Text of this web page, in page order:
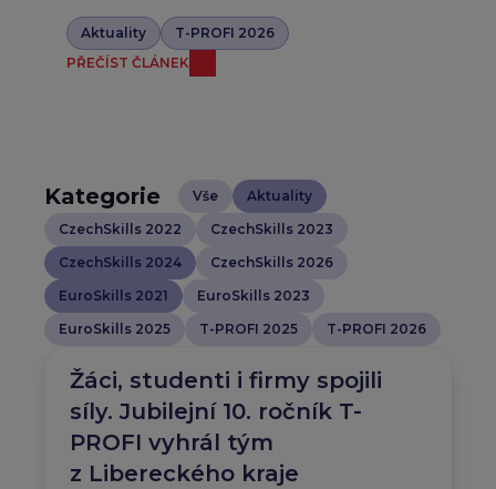
Aktuality
T-PROFI 2026
PŘEČÍST ČLÁNEK
Kategorie Vše
Aktuality
CzechSkills 2022
CzechSkills 2023
CzechSkills 2024
CzechSkills 2026
EuroSkills 2021
EuroSkills 2023
EuroSkills 2025
T-PROFI 2025 T-PROFI 2026
Žáci, studenti i firmy spojili
síly. Jubilejní 10. ročník T-
PROFI vyhrál tým
z Libereckého kraje